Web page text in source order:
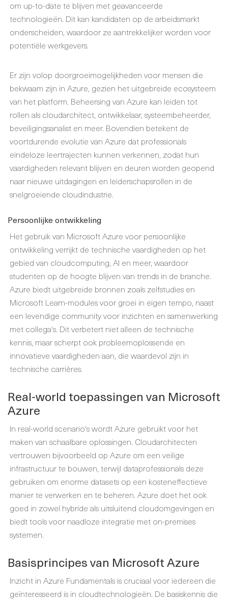
om up-to-date te blijven met geavanceerde
technologieën. Dit kan kandidaten op de arbeidsmarkt
onderscheiden, waardoor ze aantrekkelijker worden voor
potentiële werkgevers.
Er zijn volop doorgroeimogelijkheden voor mensen die
bekwaam zijn in Azure, gezien het uitgebreide ecosysteem
van het platform. Beheersing van Azure kan leiden tot
rollen als cloudarchitect, ontwikkelaar, systeembeheerder,
beveiligingsanalist en meer. Bovendien betekent de
voortdurende evolutie van Azure dat professionals
eindeloze leertrajecten kunnen verkennen, zodat hun
vaardigheden relevant blijven en deuren worden geopend
naar nieuwe uitdagingen en leiderschapsrollen in de
snelgroeiende cloudindustrie.
Persoonlijke ontwikkeling
Het gebruik van Microsoft Azure voor persoonlijke
ontwikkeling verrijkt de technische vaardigheden op het
gebied van cloudcomputing, AI en meer, waardoor
studenten op de hoogte blijven van trends in de branche.
Azure biedt uitgebreide bronnen zoals zelfstudies en
Microsoft Learn-modules voor groei in eigen tempo, naast
een levendige community voor inzichten en samenwerking
met collega's. Dit verbetert niet alleen de technische
kennis, maar scherpt ook probleemoplossende en
innovatieve vaardigheden aan, die waardevol zijn in
technische carrières.
Real-world toepassingen van Microsoft
Azure
In real-world scenario's wordt Azure gebruikt voor het
maken van schaalbare oplossingen. Cloudarchitecten
vertrouwen bijvoorbeeld op Azure om een veilige
infrastructuur te bouwen, terwijl dataprofessionals deze
gebruiken om enorme datasets op een kosteneffectieve
manier te verwerken en te beheren. Azure doet het ook
goed in zowel hybride als uitsluitend cloudomgevingen en
biedt tools voor naadloze integratie met on-premises
systemen.
Basisprincipes van Microsoft Azure
Inzicht in Azure Fundamentals is cruciaal voor iedereen die
geïnteresseerd is in cloudtechnologieën. De basiskennis die